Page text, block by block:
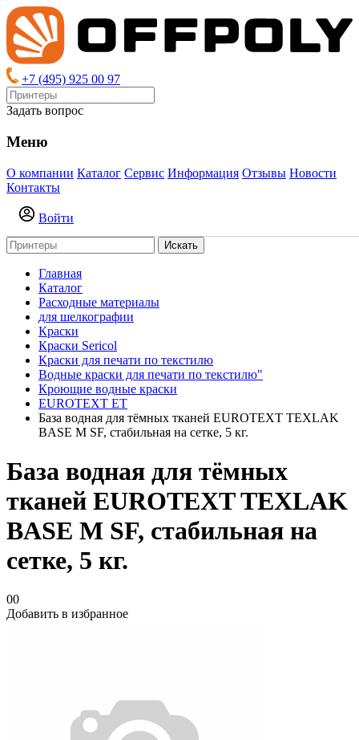
+7 (495) 925 00 97
Задать вопрос
Меню
О компании Каталог Сервис Информация Отзывы Новости
Контакты
Войти
Искать
Главная
Каталог
Расходные материалы
для шелкографии
Краски
Краски Sericol
Краски для печати по текстилю
Водные краски для печати по текстилю"
Кроющие водные краски
EUROTEXT ET
База водная для тёмных тканей EUROTEXT TEXLAK
BASE M SF, стабильная на сетке, 5 кг.
База водная для тёмных
тканей EUROTEXT TEXLAK
BASE M SF, стабильная на
сетке, 5 кг.
00
Добавить в избранное